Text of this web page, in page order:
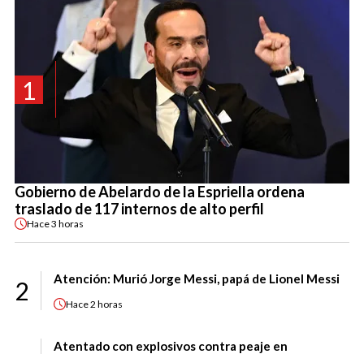
1
Gobierno de Abelardo de la Espriella ordena
traslado de 117 internos de alto perfil
Hace3 horas
2 Atención: Murió Jorge Messi, papá de Lionel Messi
Hace2 horas
Atentado con explosivos contra peaje en